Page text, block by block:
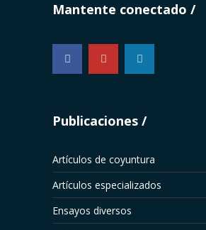
Mantente conectado
...
Publicaciones
Artículos de coyuntura
Artículos especializados
Ensayos diversos